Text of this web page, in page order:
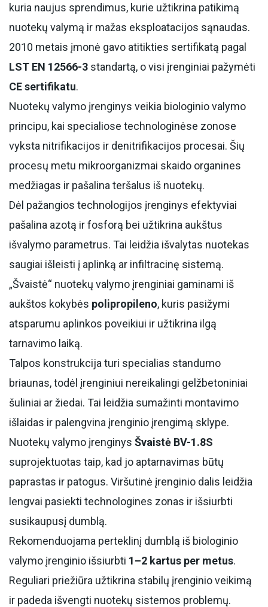
kuria naujus sprendimus, kurie užtikrina patikimą
nuotekų valymą ir mažas eksploatacijos sąnaudas.
2010 metais įmonė gavo atitikties sertifikatą pagal
LST EN 12566-3 standartą, o visi įrenginiai pažymėti
CE sertifikatu.
Nuotekų valymo įrenginys veikia biologinio valymo
principu, kai specialiose technologinėse zonose
vyksta nitrifikacijos ir denitrifikacijos procesai. Šių
procesų metu mikroorganizmai skaido organines
medžiagas ir pašalina teršalus iš nuotekų.
Dėl pažangios technologijos įrenginys efektyviai
pašalina azotą ir fosforą bei užtikrina aukštus
išvalymo parametrus. Tai leidžia išvalytas nuotekas
saugiai išleisti į aplinką ar infiltracinę sistemą.
„Švaistė“ nuotekų valymo įrenginiai gaminami iš
aukštos kokybės polipropileno, kuris pasižymi
atsparumu aplinkos poveikiui ir užtikrina ilgą
tarnavimo laiką.
Talpos konstrukcija turi specialias standumo
briaunas, todėl įrenginiui nereikalingi gelžbetoniniai
šuliniai ar žiedai. Tai leidžia sumažinti montavimo
išlaidas ir palengvina įrenginio įrengimą sklype.
Nuotekų valymo įrenginys Švaistė BV-1.8S
suprojektuotas taip, kad jo aptarnavimas būtų
paprastas ir patogus. Viršutinė įrenginio dalis leidžia
lengvai pasiekti technologines zonas ir išsiurbti
susikaupusį dumblą.
Rekomenduojama perteklinį dumblą iš biologinio
valymo įrenginio išsiurbti 1–2 kartus per metus.
Reguliari priežiūra užtikrina stabilų įrenginio veikimą
ir padeda išvengti nuotekų sistemos problemų.